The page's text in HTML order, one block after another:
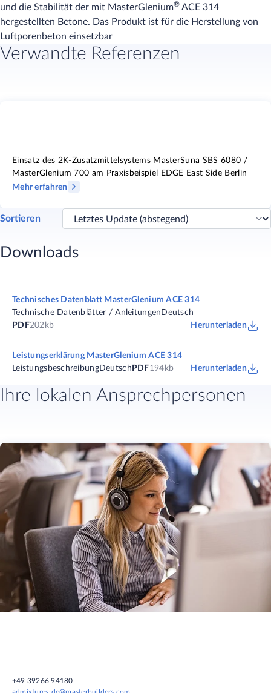
und die Stabilität der mit MasterGlenium® ACE 314
hergestellten Betone. Das Produkt ist für die Herstellung von
Luftporenbeton einsetzbar
Verwandte Referenzen
Einsatz des 2K-Zusatzmittelsystems MasterSuna SBS 6080 /
MasterGlenium 700 am Praxisbeispiel EDGE East Side Berlin
Mehr erfahren
Sortieren
Downloads
Technisches Datenblatt MasterGlenium ACE 314
Technische Datenblätter / Anleitungen Deutsch
PDF202kb Herunterladen
Leistungserklärung MasterGlenium ACE 314
LeistungsbeschreibungDeutsch PDF194kb Herunterladen
Ihre lokalen Ansprechpersonen
+49 39266 94180